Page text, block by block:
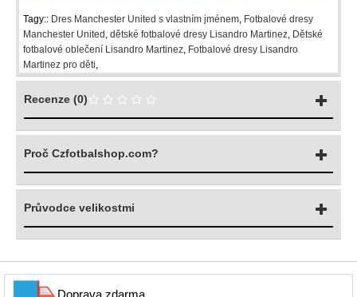
Tagy:: Dres Manchester United s vlastním jménem Fotbalové dresy
Manchester United dětské fotbalové dresy Lisandro Martinez Dětské
fotbalové oblečení Lisandro Martinez Fotbalové dresy Lisandro
Martinez pro děti
Recenze (0)
Proč Czfotbalshop.com?
Průvodce velikostmi